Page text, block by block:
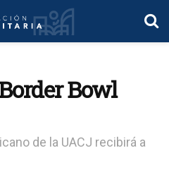
Bowl
de la UACJ recibirá a